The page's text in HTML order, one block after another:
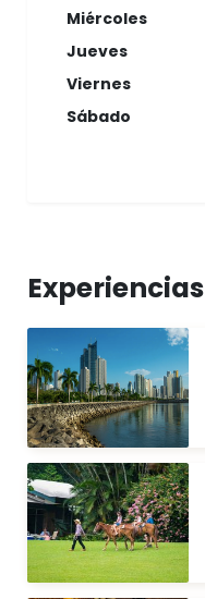
Miércoles
Jueves
Viernes
Sábado
Experiencias